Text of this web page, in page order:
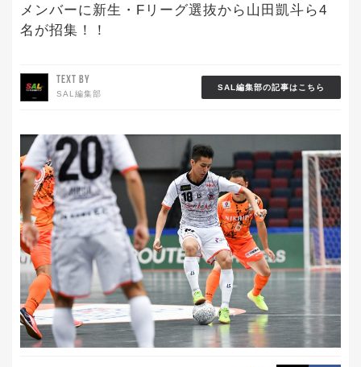
メンバーに新生・Fリーグ選抜から山田凱斗ら4
名が招集！！
TEXT BY
SAL編集部
SAL編集部の記事はこちら